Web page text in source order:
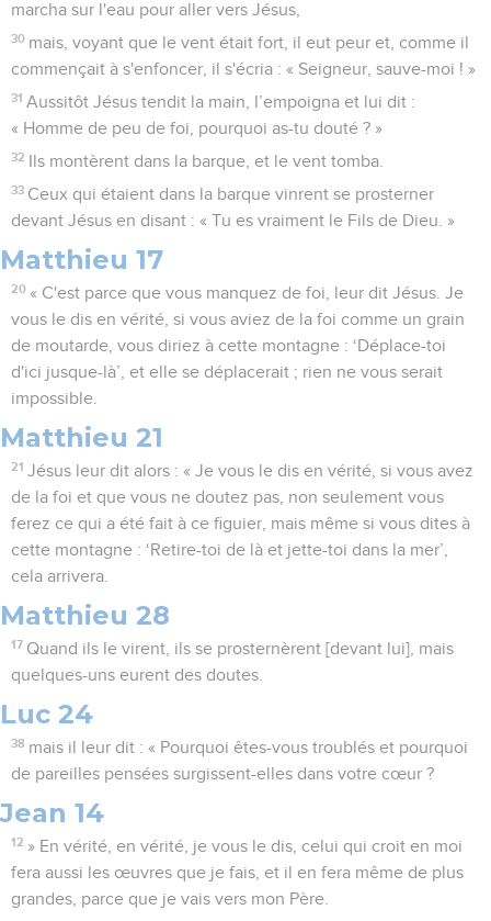
marcha sur l'eau pour aller vers Jésus,
30 mais, voyant que le vent était fort, il eut peur et, comme il
commençait à s'enfoncer, il s'écria : « Seigneur, sauve-moi ! »
31 Aussitôt Jésus tendit la main, l’empoigna et lui dit :
« Homme de peu de foi, pourquoi as-tu douté ? »
32 Ils montèrent dans la barque, et le vent tomba.
33 Ceux qui étaient dans la barque vinrent se prosterner
devant Jésus en disant : « Tu es vraiment le Fils de Dieu. »
Matthieu 17
20 « C'est parce que vous manquez de foi, leur dit Jésus. Je
vous le dis en vérité, si vous aviez de la foi comme un grain
de moutarde, vous diriez à cette montagne : ‘Déplace-toi
d'ici jusque-là’, et elle se déplacerait ; rien ne vous serait
impossible.
Matthieu 21
21 Jésus leur dit alors : « Je vous le dis en vérité, si vous avez
de la foi et que vous ne doutez pas, non seulement vous
ferez ce qui a été fait à ce figuier, mais même si vous dites à
cette montagne : ‘Retire-toi de là et jette-toi dans la mer’,
cela arrivera.
Matthieu 28
17 Quand ils le virent, ils se prosternèrent [devant lui], mais
quelques-uns eurent des doutes.
Luc 24
38 mais il leur dit : « Pourquoi êtes-vous troublés et pourquoi
de pareilles pensées surgissent-elles dans votre cœur ?
Jean 14
12 » En vérité, en vérité, je vous le dis, celui qui croit en moi
fera aussi les œuvres que je fais, et il en fera même de plus
grandes, parce que je vais vers mon Père.